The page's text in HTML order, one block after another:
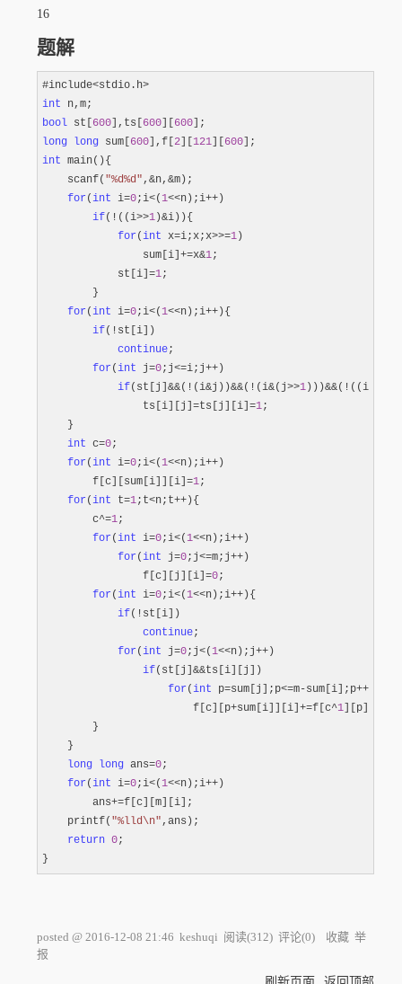
16
题解
int
bool st[ 600 ],ts[ 600 600
long
long sum[ 600 ],f[ 2 121 600
int main(){
    scanf(
"%d%d" ,&n,&m);
for (int i=0;i<( 1<<n);i++ )
if(!((i>>1 )&i)){
for (int x=i;x;x>>=1 )
                sum[i]
+=x&1;
            st[i]
=1;
        }
for (int i=0;i<( 1<<n);i++ ){
if(! st[i])
continue;
for (int j=0;j<=i;j++ )
if(st[j]&&(!(i&j))&&(!(i&(j>>1 )))&&(!((i>>
                ts[i][j]
=ts[j][i]=1;
    }
int c=0;
for (int i=0;i<( 1<<n);i++ )
        f[c][sum[i]][i]
=1;
for (int t=1;t<n;t++ ){
        c
^=1;
for (int i=0;i<( 1<<n);i++ )
for (int j=0;j<=m;j++ )
                f[c][j][i]
=0;
for (int i=0;i<( 1<<n);i++ ){
if(! st[i])
continue;
for (int j=0;j<( 1<<n);j++ )
if(st[j]&&ts[i][j])
for (int p=sum[j];p<=m-sum[i];p++
                        f[c][p
+sum[i]][i]+=f[c^1 ][p][j];
        }
    }
long
long ans=0;
for (int i=0;i<( 1<<n);i++ )
        ans
+=f[c][m][i];
    printf(
"%lld\n" ,ans);
return 0;
}
posted @ 2016-12-08 21:46 keshuqi 阅读(312) 评论(0) 收藏 举
报